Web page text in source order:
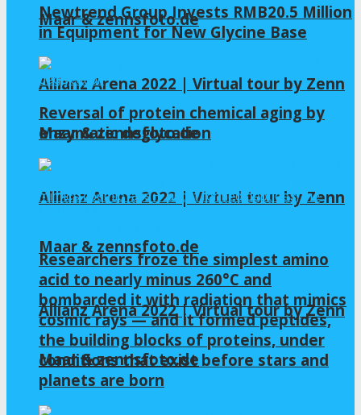
Maar & zennsfoto.de
Allianz Arena 2022 | Virtual tour by Zenn
Maar & zennsfoto.de
Allianz Arena 2022 | Virtual tour by Zenn
Maar & zennsfoto.de
Allianz Arena 2022 | Virtual tour by Zenn
Maar & zennsfoto.de
Newtrend Group Invests RMB20.5 Million
in Equipment for New Glycine Base
Reversal of protein chemical aging by
enzymatic deglycation
Researchers froze the simplest amino
acid to nearly minus 260°C and
bombarded it with radiation that mimics
cosmic rays — and it formed peptides,
the building blocks of proteins, under
conditions that exist before stars and
planets are born